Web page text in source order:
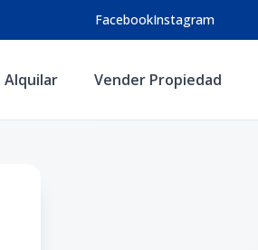
FacebookInstagram
Alquilar Vender Propiedad